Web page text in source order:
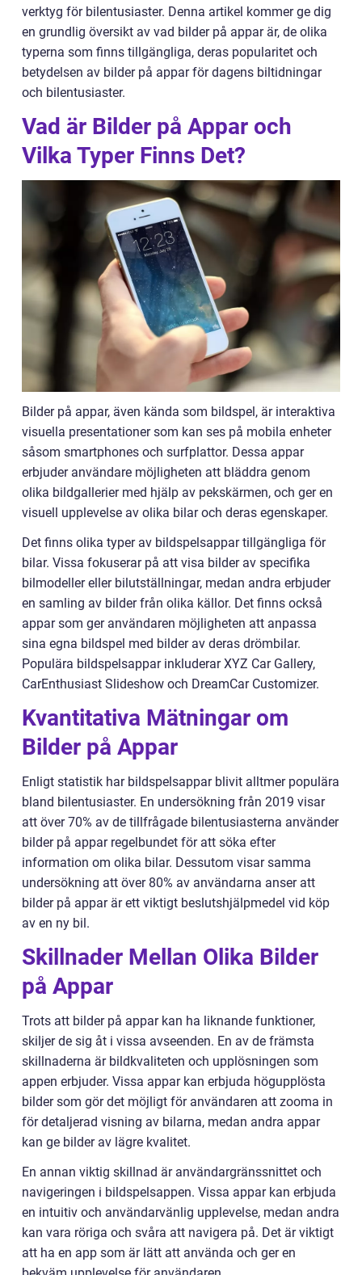
verktyg för bilentusiaster. Denna artikel kommer ge dig
en grundlig översikt av vad bilder på appar är, de olika
typerna som finns tillgängliga, deras popularitet och
betydelsen av bilder på appar för dagens biltidningar
och bilentusiaster.
Vad är Bilder på Appar och
Vilka Typer Finns Det?
Bilder på appar, även kända som bildspel, är interaktiva
visuella presentationer som kan ses på mobila enheter
såsom smartphones och surfplattor. Dessa appar
erbjuder användare möjligheten att bläddra genom
olika bildgallerier med hjälp av pekskärmen, och ger en
visuell upplevelse av olika bilar och deras egenskaper.
Det finns olika typer av bildspelsappar tillgängliga för
bilar. Vissa fokuserar på att visa bilder av specifika
bilmodeller eller bilutställningar, medan andra erbjuder
en samling av bilder från olika källor. Det finns också
appar som ger användaren möjligheten att anpassa
sina egna bildspel med bilder av deras drömbilar.
Populära bildspelsappar inkluderar XYZ Car Gallery,
CarEnthusiast Slideshow och DreamCar Customizer.
Kvantitativa Mätningar om
Bilder på Appar
Enligt statistik har bildspelsappar blivit alltmer populära
bland bilentusiaster. En undersökning från 2019 visar
att över 70% av de tillfrågade bilentusiasterna använder
bilder på appar regelbundet för att söka efter
information om olika bilar. Dessutom visar samma
undersökning att över 80% av användarna anser att
bilder på appar är ett viktigt beslutshjälpmedel vid köp
av en ny bil.
Skillnader Mellan Olika Bilder
på Appar
Trots att bilder på appar kan ha liknande funktioner,
skiljer de sig åt i vissa avseenden. En av de främsta
skillnaderna är bildkvaliteten och upplösningen som
appen erbjuder. Vissa appar kan erbjuda högupplösta
bilder som gör det möjligt för användaren att zooma in
för detaljerad visning av bilarna, medan andra appar
kan ge bilder av lägre kvalitet.
En annan viktig skillnad är användargränssnittet och
navigeringen i bildspelsappen. Vissa appar kan erbjuda
en intuitiv och användarvänlig upplevelse, medan andra
kan vara röriga och svåra att navigera på. Det är viktigt
att ha en app som är lätt att använda och ger en